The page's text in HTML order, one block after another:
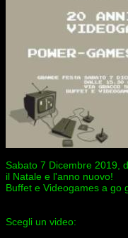
Sabato 7 Dicembre 2019,
il Natale e l'anno nuovo!
Buffet e Videogames a go
Scegli un video: